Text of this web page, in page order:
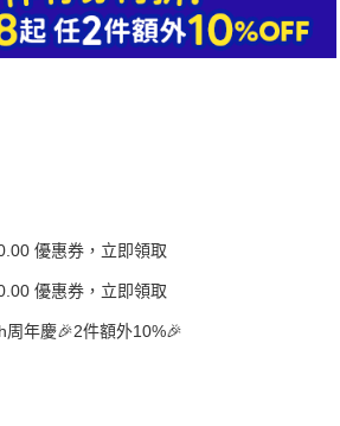
優惠券，立即領取
優惠券，立即領取
周年慶🎉2件額外10%🎉